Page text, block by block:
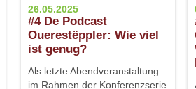
26.05.2025
#4 De Podcast
Ouerestëppler: Wie viel
ist genug?
Als letzte Abendveranstaltung
im Rahmen der Konferenzserie